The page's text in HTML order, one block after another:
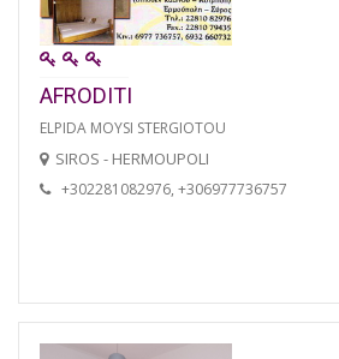
AFRODITI
ELPIDA MOYSI STERGIOTOU
SIROS - HERMOUPOLI
+302281082976, +306977736757